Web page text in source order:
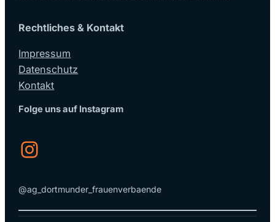
Rechtliches & Kontakt
Impressum
Datenschutz
Kontakt
Folge uns auf Instagram
Instagram
@ag_dortmunder_frauenverbaende